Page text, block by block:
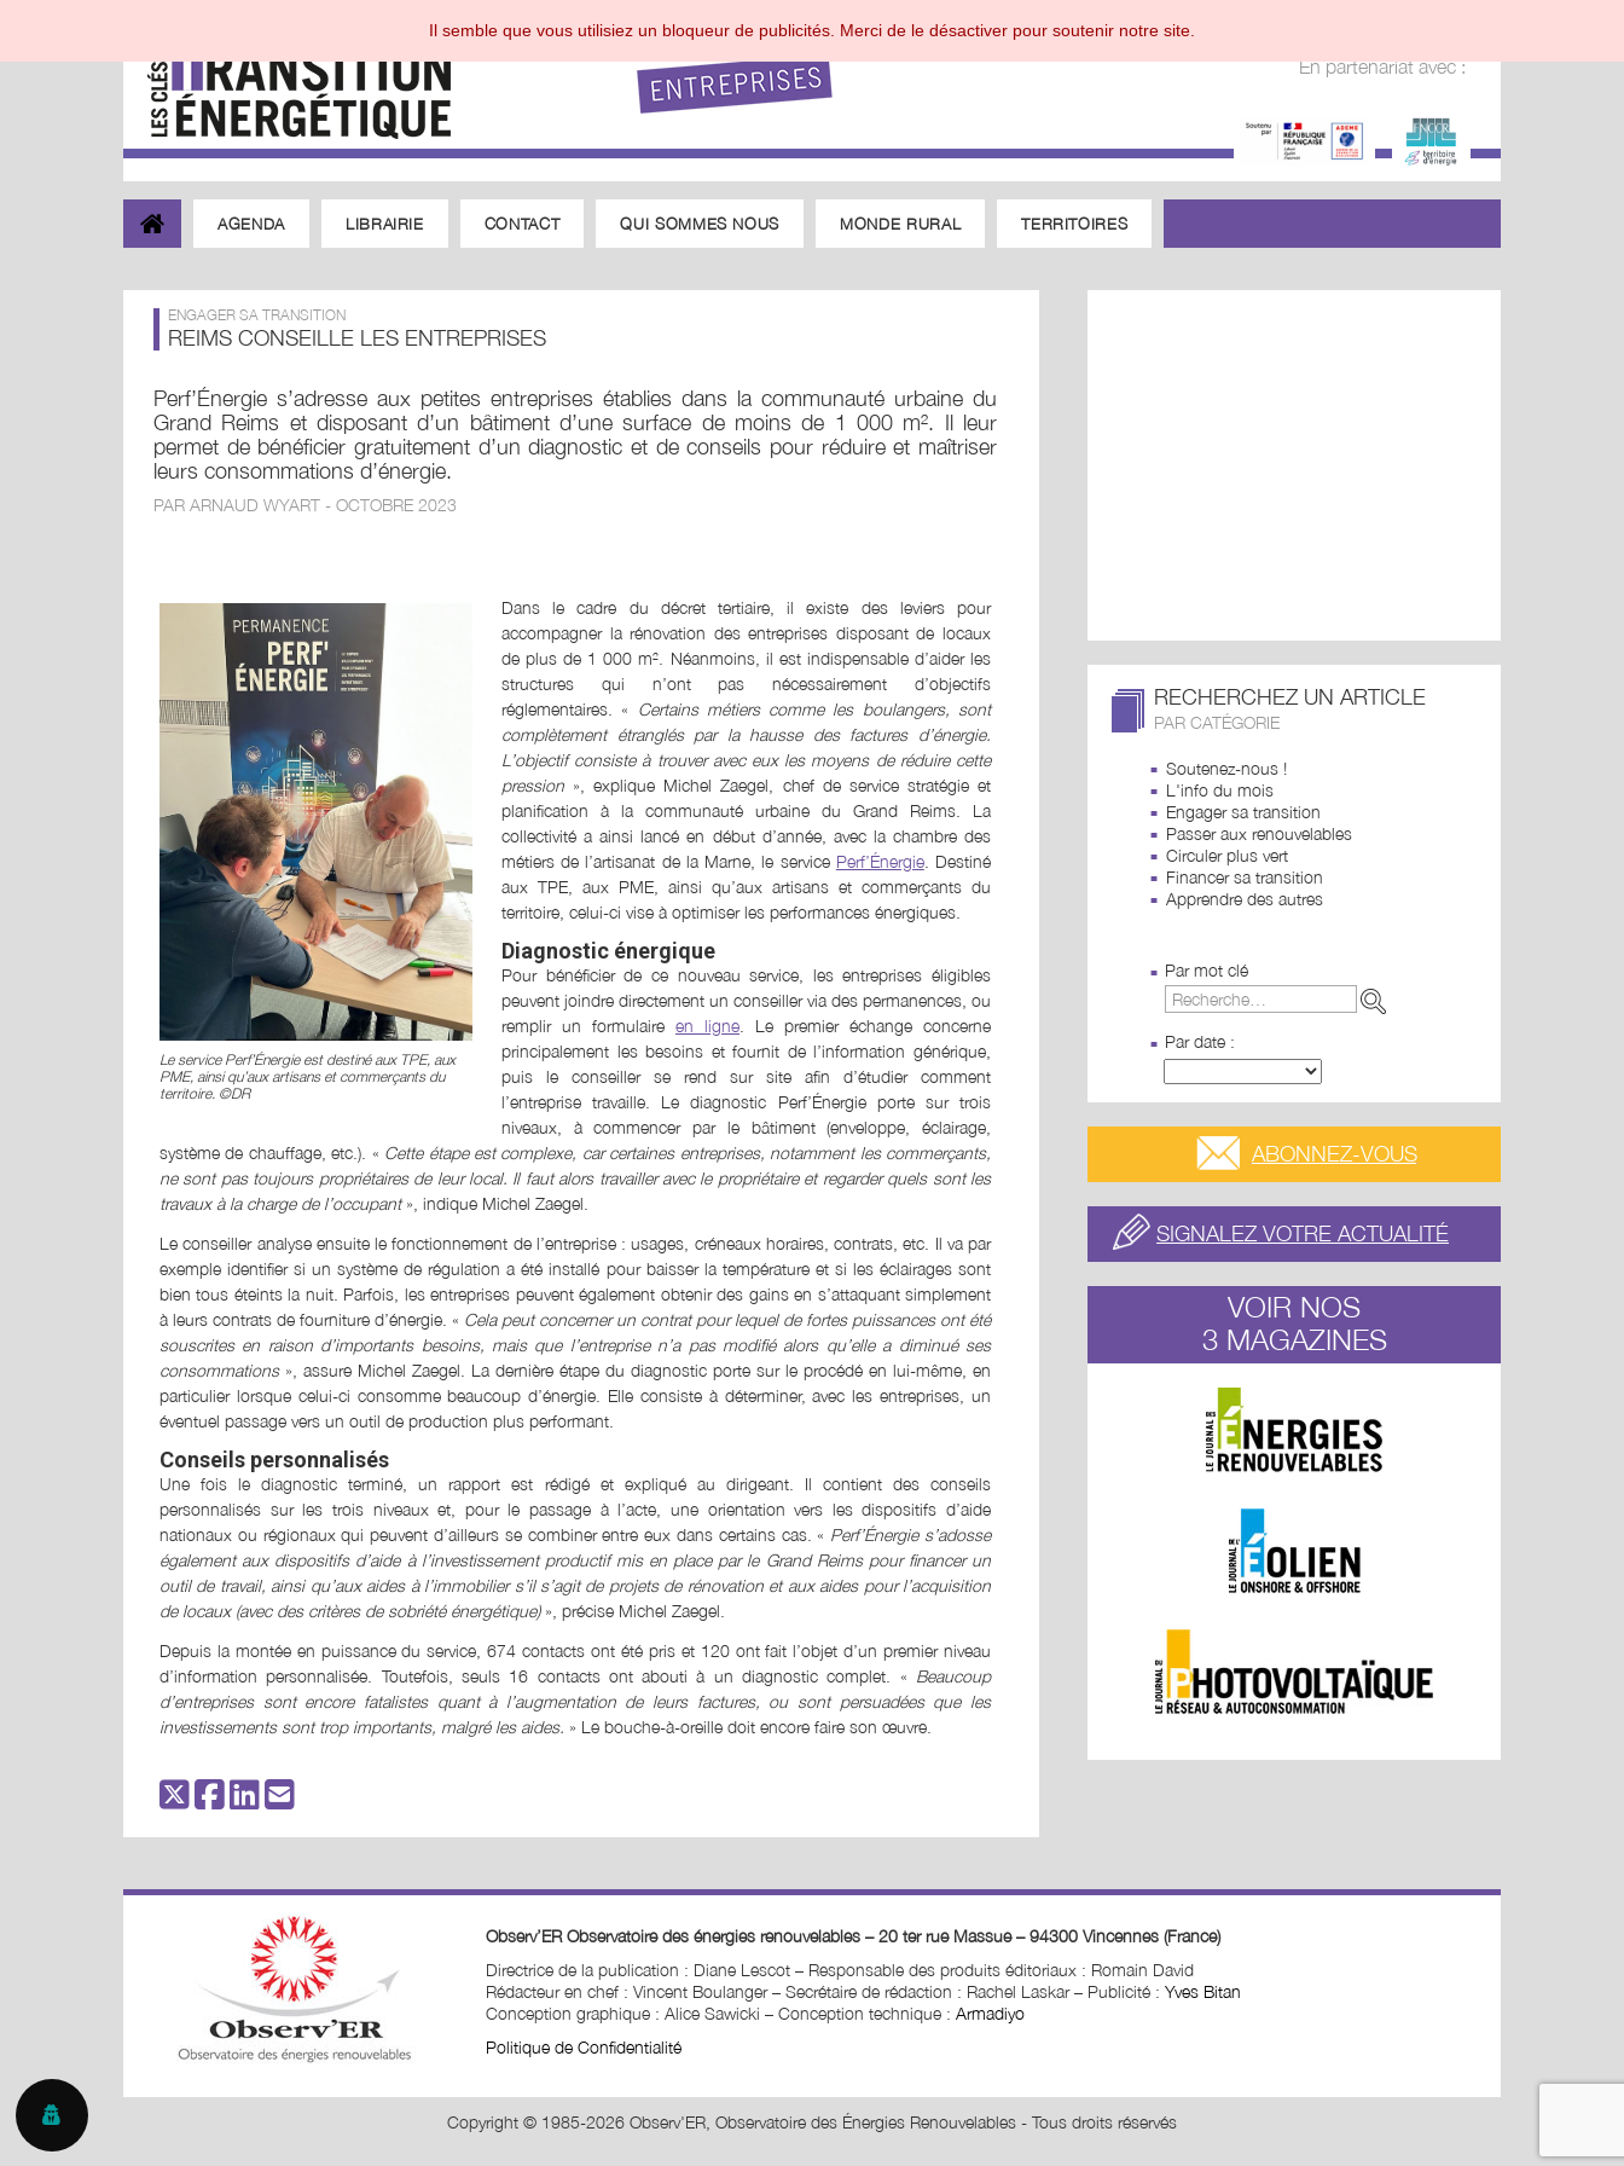
En partenariat avec :
AGENDA LIBRAIRIE CONTACT QUI SOMMES NOUS MONDE RURAL TERRITOIRES
ENGAGER SA TRANSITION
REIMS CONSEILLE LES ENTREPRISES
Perf’Énergie s’adresse aux petites entreprises établies dans la communauté urbaine du
Grand Reims et disposant d’un bâtiment d’une surface de moins de 1 000 m². Il leur
permet de bénéficier gratuitement d’un diagnostic et de conseils pour réduire et maîtriser
leurs consommations d’énergie.
PAR ARNAUD WYART - OCTOBRE 2023
Le service Perf’Énergie est destiné aux TPE, aux
PME, ainsi qu’aux artisans et commerçants du
territoire. ©DR
Dans le cadre du décret tertiaire, il existe des leviers pour
accompagner la rénovation des entreprises disposant de locaux
de plus de 1 000 m². Néanmoins, il est indispensable d’aider les
structures qui n’ont pas nécessairement d’objectifs
réglementaires. « Certains métiers comme les boulangers, sont
complètement étranglés par la hausse des factures d’énergie.
L’objectif consiste à trouver avec eux les moyens de réduire cette
pression », explique Michel Zaegel, chef de service stratégie et
planification à la communauté urbaine du Grand Reims. La
collectivité a ainsi lancé en début d’année, avec la chambre des
métiers de l’artisanat de la Marne, le service Perf’Énergie. Destiné
aux TPE, aux PME, ainsi qu’aux artisans et commerçants du
territoire, celui-ci vise à optimiser les performances énergiques.
Diagnostic énergique
Pour bénéficier de ce nouveau service, les entreprises éligibles
peuvent joindre directement un conseiller via des permanences, ou
remplir un formulaire en ligne . Le premier échange concerne
principalement les besoins et fournit de l’information générique,
puis le conseiller se rend sur site afin d’étudier comment
l’entreprise travaille. Le diagnostic Perf’Énergie porte sur trois
niveaux, à commencer par le bâtiment (enveloppe, éclairage,
système de chauffage, etc.). « Cette étape est complexe, car certaines entreprises, notamment les commerçants,
ne sont pas toujours propriétaires de leur local. Il faut alors travailler avec le propriétaire et regarder quels sont les
travaux à la charge de l’occupant», indique Michel Zaegel.
Le conseiller analyse ensuite le fonctionnement de l’entreprise : usages, créneaux horaires, contrats, etc. Il va par
exemple identifier si un système de régulation a été installé pour baisser la température et si les éclairages sont
bien tous éteints la nuit. Parfois, les entreprises peuvent également obtenir des gains en s’attaquant simplement
à leurs contrats de fourniture d’énergie. « Cela peut concerner un contrat pour lequel de fortes puissances ont été
souscrites en raison d’importants besoins, mais que l’entreprise n’a pas modifié alors qu’elle a diminué ses
consommations», assure Michel Zaegel. La dernière étape du diagnostic porte sur le procédé en lui-même, en
particulier lorsque celui-ci consomme beaucoup d’énergie. Elle consiste à déterminer, avec les entreprises, un
éventuel passage vers un outil de production plus performant.
Conseils personnalisés
Une fois le diagnostic terminé, un rapport est rédigé et expliqué au dirigeant. Il contient des conseils
personnalisés sur les trois niveaux et, pour le passage à l’acte, une orientation vers les dispositifs d’aide
nationaux ou régionaux qui peuvent d’ailleurs se combiner entre eux dans certains cas. « Perf’Énergie s’adosse
également aux dispositifs d’aide à l’investissement productif mis en place par le Grand Reims pour financer un
outil de travail, ainsi qu’aux aides à l’immobilier s’il s’agit de projets de rénovation et aux aides pour l’acquisition
de locaux (avec des critères de sobriété énergétique)», précise Michel Zaegel.
Depuis la montée en puissance du service, 674 contacts ont été pris et 120 ont fait l’objet d’un premier niveau
d’information personnalisée. Toutefois, seuls 16 contacts ont abouti à un diagnostic complet. « Beaucoup
d’entreprises sont encore fatalistes quant à l’augmentation de leurs factures, ou sont persuadées que les
investissements sont trop importants, malgré les aides. » Le bouche-à-oreille doit encore faire son œuvre.
RECHERCHEZ UN ARTICLE
PAR CATÉGORIE
Soutenez-nous !
L'info du mois
Engager sa transition
Passer aux renouvelables
Circuler plus vert
Financer sa transition
Apprendre des autres
Par mot clé
Par date :
ABONNEZ-VOUS
SIGNALEZ VOTRE ACTUALITÉ
VOIR NOS
3 MAGAZINES
Observ’ER Observatoire des énergies renouvelables – 20 ter rue Massue – 94300 Vincennes (France)
Directrice de la publication : Diane Lescot – Responsable des produits éditoriaux : Romain David
Rédacteur en chef : Vincent Boulanger – Secrétaire de rédaction : Rachel Laskar– Publicité : Yves Bitan
Conception graphique : Alice Sawicki – Conception technique : Armadiyo
Politique de Confidentialité
Copyright © 1985-2026 Observ'ER, Observatoire des Énergies Renouvelables - Tous droits réservés
Il semble que vous utilisiez un bloqueur de publicités. Merci de le désactiver pour soutenir notre site.